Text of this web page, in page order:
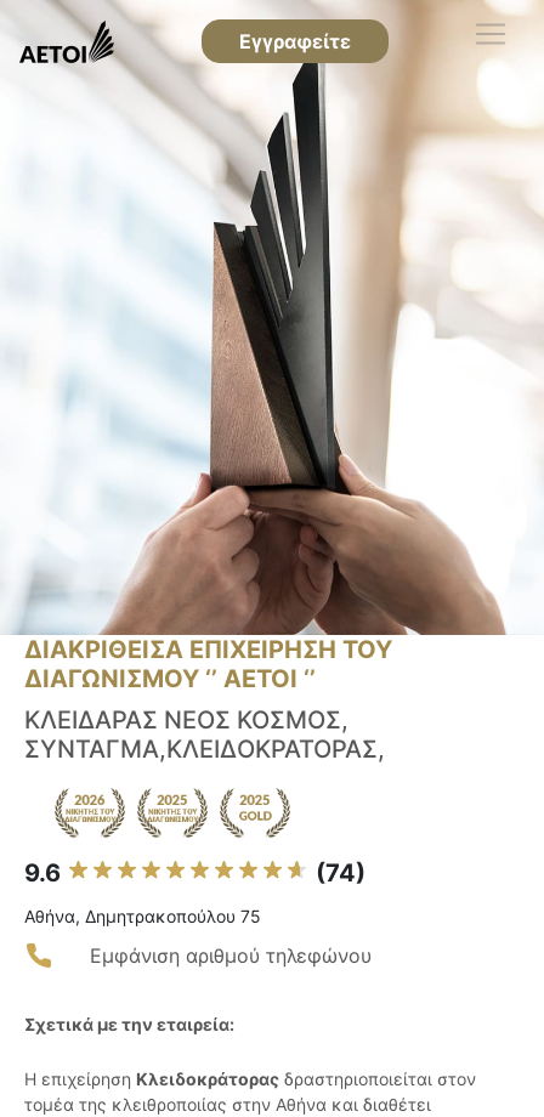
Εγγραφείτε
ΔΙΑΚΡΙΘΕΙΣΑ ΕΠΙΧΕΙΡΗΣΗ ΤΟΥ
ΔΙΑΓΩΝΙΣΜΟΥ ‘’ ΑΕΤΟΙ ‘’
ΚΛΕΙΔΑΡΑΣ ΝΕΟΣ ΚΟΣΜΟΣ,
ΣΥΝΤΑΓΜΑ,ΚΛΕΙΔΟΚΡΑΤΟΡΑΣ,
9.6 (74)
Αθήνα, Δημητρακοπούλου 75
Εμφάνιση αριθμού τηλεφώνου
Σχετικά με την εταιρεία:
Η επιχείρηση Κλειδοκράτορας δραστηριοποιείται στον
τομέα της κλειθροποιίας στην Αθήνα και διαθέτει